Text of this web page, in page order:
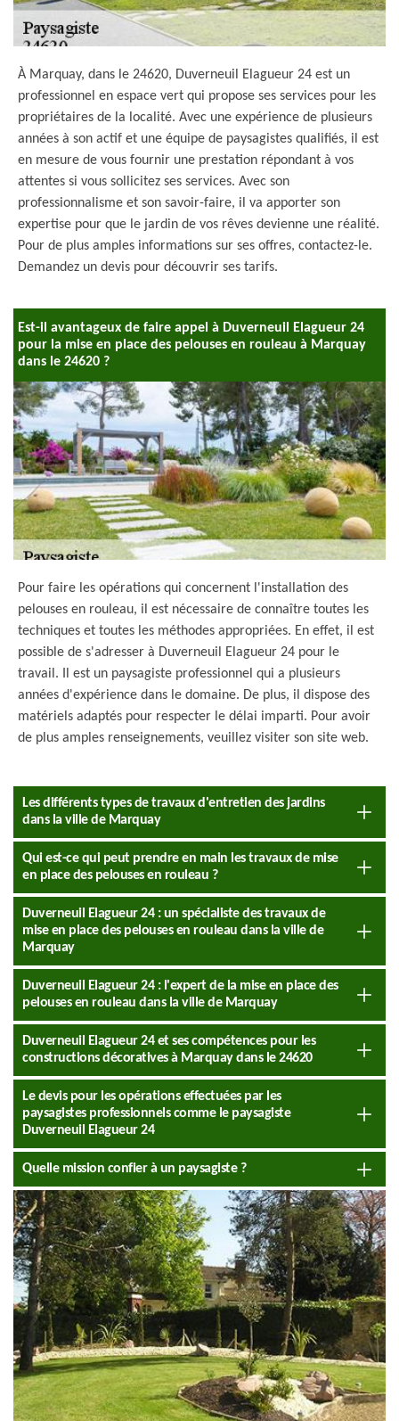
À Marquay, dans le 24620, Duverneuil Elagueur 24 est un
professionnel en espace vert qui propose ses services pour les
propriétaires de la localité. Avec une expérience de plusieurs
années à son actif et une équipe de paysagistes qualifiés, il est
en mesure de vous fournir une prestation répondant à vos
attentes si vous sollicitez ses services. Avec son
professionnalisme et son savoir-faire, il va apporter son
expertise pour que le jardin de vos rêves devienne une réalité.
Pour de plus amples informations sur ses offres, contactez-le.
Demandez un devis pour découvrir ses tarifs.
Est-il avantageux de faire appel à Duverneuil Elagueur 24
pour la mise en place des pelouses en rouleau à Marquay
dans le 24620 ?
Pour faire les opérations qui concernent l'installation des
pelouses en rouleau, il est nécessaire de connaître toutes les
techniques et toutes les méthodes appropriées. En effet, il est
possible de s'adresser à Duverneuil Elagueur 24 pour le
travail. Il est un paysagiste professionnel qui a plusieurs
années d'expérience dans le domaine. De plus, il dispose des
matériels adaptés pour respecter le délai imparti. Pour avoir
de plus amples renseignements, veuillez visiter son site web.
Les différents types de travaux d'entretien des jardins
dans la ville de Marquay
Qui est-ce qui peut prendre en main les travaux de mise
en place des pelouses en rouleau ?
Duverneuil Elagueur 24 : un spécialiste des travaux de
mise en place des pelouses en rouleau dans la ville de
Marquay
Duverneuil Elagueur 24 : l'expert de la mise en place des
pelouses en rouleau dans la ville de Marquay
Duverneuil Elagueur 24 et ses compétences pour les
constructions décoratives à Marquay dans le 24620
Le devis pour les opérations effectuées par les
paysagistes professionnels comme le paysagiste
Duverneuil Elagueur 24
Quelle mission confier à un paysagiste ?